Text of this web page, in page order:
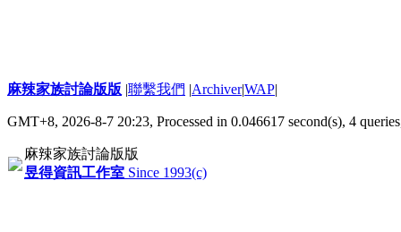
麻辣家族討論版版 |聯繫我們 |Archiver|WAP|
GMT+8, 2026-8-7 20:23, Processed in 0.046617 second(s), 4
麻辣家族討論版版
昱得資訊工作室 Since 1993(c)